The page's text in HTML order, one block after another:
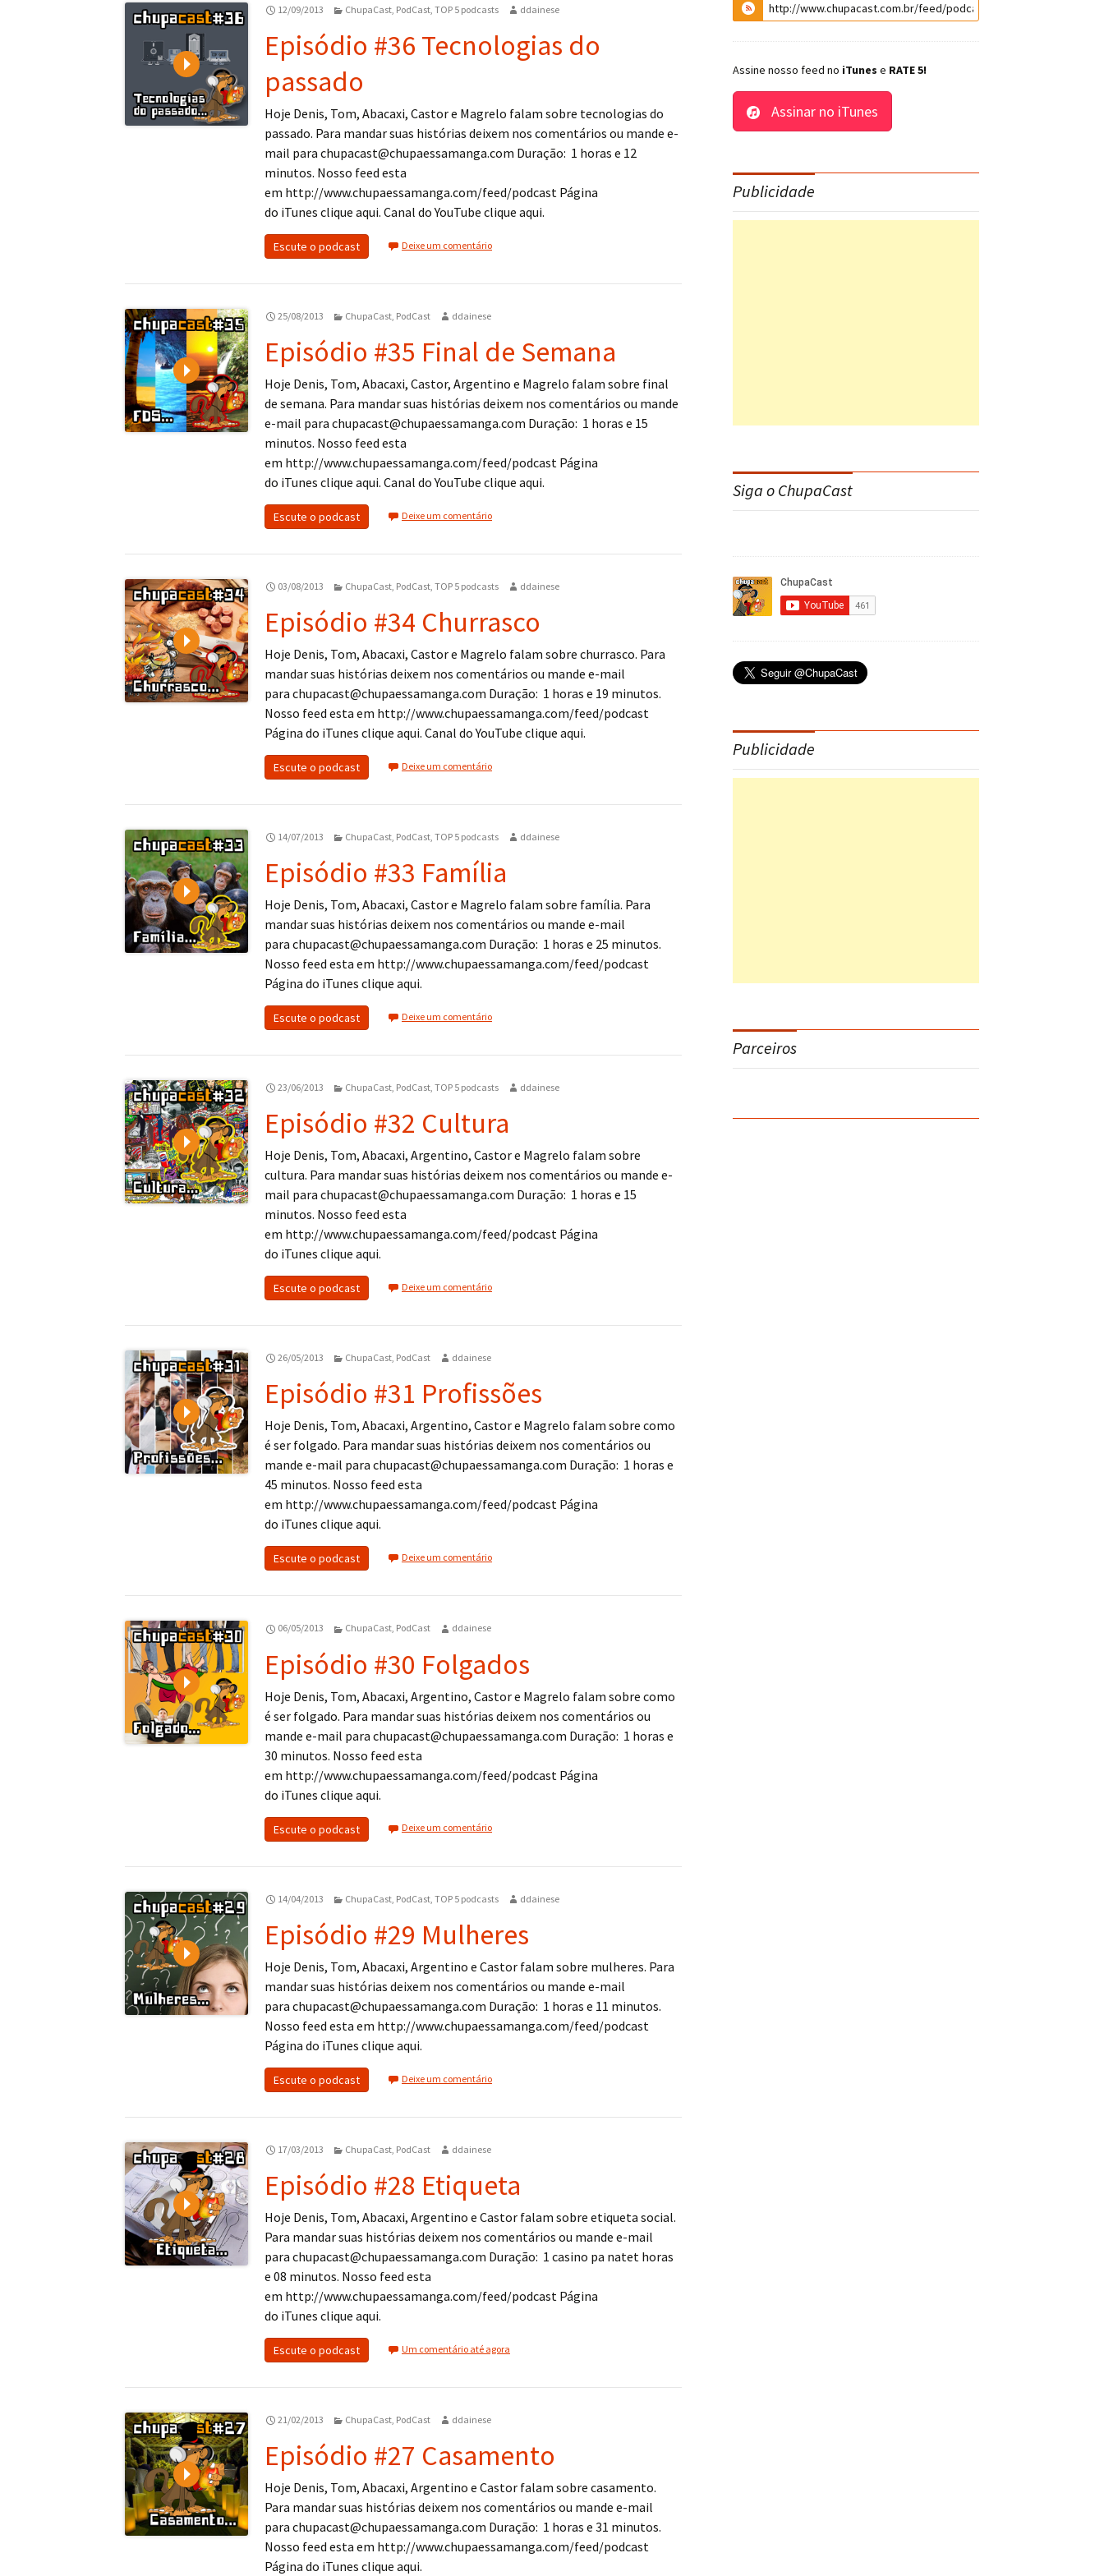
Play
12/09/2013 ChupaCast, PodCast, TOP 5 podcasts ddainese
Episódio #36 Tecnologias do
passado
Hoje Denis, Tom, Abacaxi, Castor e Magrelo falam sobre tecnologias do
passado. Para mandar suas histórias deixem nos comentários ou mande e-
mail para chupacast@chupaessamanga.com Duração: 1 horas e 12
minutos. Nosso feed esta
em http://www.chupaessamanga.com/feed/podcast Página
do iTunes clique aqui. Canal do YouTube clique aqui.
Escute o podcast Deixe um comentário
Play
25/08/2013 ChupaCast, PodCast ddainese
Episódio #35 Final de Semana
Hoje Denis, Tom, Abacaxi, Castor, Argentino e Magrelo falam sobre final
de semana. Para mandar suas histórias deixem nos comentários ou mande
e-mail para chupacast@chupaessamanga.com Duração: 1 horas e 15
minutos. Nosso feed esta
em http://www.chupaessamanga.com/feed/podcast Página
do iTunes clique aqui. Canal do YouTube clique aqui.
Escute o podcast Deixe um comentário
Play
03/08/2013 ChupaCast, PodCast, TOP 5 podcasts ddainese
Episódio #34 Churrasco
Hoje Denis, Tom, Abacaxi, Castor e Magrelo falam sobre churrasco. Para
mandar suas histórias deixem nos comentários ou mande e-mail
para chupacast@chupaessamanga.com Duração: 1 horas e 19 minutos.
Nosso feed esta em http://www.chupaessamanga.com/feed/podcast
Página do iTunes clique aqui. Canal do YouTube clique aqui.
Escute o podcast Deixe um comentário
Play
14/07/2013 ChupaCast, PodCast, TOP 5 podcasts ddainese
Episódio #33 Família
Hoje Denis, Tom, Abacaxi, Castor e Magrelo falam sobre família. Para
mandar suas histórias deixem nos comentários ou mande e-mail
para chupacast@chupaessamanga.com Duração: 1 horas e 25 minutos.
Nosso feed esta em http://www.chupaessamanga.com/feed/podcast
Página do iTunes clique aqui.
Escute o podcast Deixe um comentário
Play
23/06/2013 ChupaCast, PodCast, TOP 5 podcasts ddainese
Episódio #32 Cultura
Hoje Denis, Tom, Abacaxi, Argentino, Castor e Magrelo falam sobre
cultura. Para mandar suas histórias deixem nos comentários ou mande e-
mail para chupacast@chupaessamanga.com Duração: 1 horas e 15
minutos. Nosso feed esta
em http://www.chupaessamanga.com/feed/podcast Página
do iTunes clique aqui.
Escute o podcast Deixe um comentário
Play
26/05/2013 ChupaCast, PodCast ddainese
Episódio #31 Profissões
Hoje Denis, Tom, Abacaxi, Argentino, Castor e Magrelo falam sobre como
é ser folgado. Para mandar suas histórias deixem nos comentários ou
mande e-mail para chupacast@chupaessamanga.com Duração: 1 horas e
45 minutos. Nosso feed esta
em http://www.chupaessamanga.com/feed/podcast Página
do iTunes clique aqui.
Escute o podcast Deixe um comentário
Play
06/05/2013 ChupaCast, PodCast ddainese
Episódio #30 Folgados
Hoje Denis, Tom, Abacaxi, Argentino, Castor e Magrelo falam sobre como
é ser folgado. Para mandar suas histórias deixem nos comentários ou
mande e-mail para chupacast@chupaessamanga.com Duração: 1 horas e
30 minutos. Nosso feed esta
em http://www.chupaessamanga.com/feed/podcast Página
do iTunes clique aqui.
Escute o podcast Deixe um comentário
Play
14/04/2013 ChupaCast PodCast TOP 5 podcasts ddainese
Episódio #29 Mulheres
Hoje Denis, Tom, Abacaxi, Argentino e Castor falam sobre mulheres. Para
mandar suas histórias deixem nos comentários ou mande e-mail
para chupacast@chupaessamanga.com Duração: 1 horas e 11 minutos.
Nosso feed esta em http://www.chupaessamanga.com/feed/podcast
Página do iTunes clique aqui.
Escute o podcast Deixe um comentário
Play
17/03/2013 ChupaCast PodCast ddainese
Episódio #28 Etiqueta
Hoje Denis, Tom, Abacaxi, Argentino e Castor falam sobre etiqueta social.
Para mandar suas histórias deixem nos comentários ou mande e-mail
para chupacast@chupaessamanga.com Duração: 1 casino pa natet horas
e 08 minutos. Nosso feed esta
em http://www.chupaessamanga.com/feed/podcast Página
do iTunes clique aqui.
Escute o podcast Um comentário até agora
Play
21/02/2013 ChupaCast PodCast ddainese
Episódio #27 Casamento
Hoje Denis, Tom, Abacaxi, Argentino e Castor falam sobre casamento.
Para mandar suas histórias deixem nos comentários ou mande e-mail
para chupacast@chupaessamanga.com Duração: 1 horas e 31 minutos.
Nosso feed esta em http://www.chupaessamanga.com/feed/podcast
Página do iTunes clique aqui.
Assine nosso feed no iTunes e RATE 5!
Assinar no iTunes
Publicidade
Siga o ChupaCast
Publicidade
Parceiros